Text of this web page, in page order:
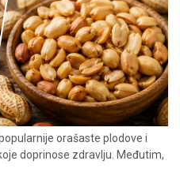
orašaste plodove i
doprinose zdravlju. Međutim,